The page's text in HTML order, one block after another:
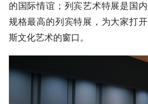
的国际情谊；列宾艺术特展是国内
规格最高的列宾特展，为大家打
斯文化艺术的窗口。